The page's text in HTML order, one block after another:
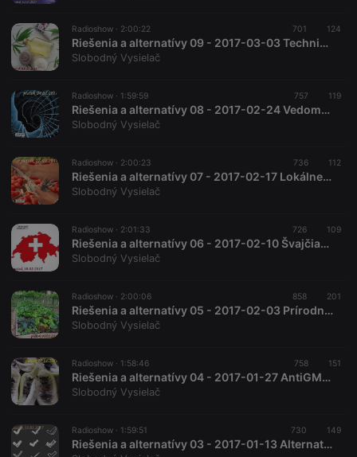
Radioshow · 2:00:22 701 124
Riešenia a alternatívy 09 - 2017-03-03 Technické využitie konopy
Slobodný Vysielač
Radioshow · 1:59:59 757 119
Riešenia a alternatívy 08 - 2017-02-24 Vedomá cesta životom
Slobodný Vysielač
Radioshow · 2:00:23 736 112
Riešenia a alternatívy 07 - 2017-02-17 Lokálne meny
Slobodný Vysielač
Radioshow · 2:01:33 726 109
Riešenia a alternatívy 06 - 2017-02-10 Švajčiarska polopriama demokracia
Slobodný Vysielač
Radioshow · 2:00:06 858 201
Riešenia a alternatívy 05 - 2017-02-03 Prírodné jedlé záhrady
Slobodný Vysielač
Radioshow · 1:58:46 758 151
Riešenia a alternatívy 04 - 2017-01-27 AntiGMO: Záchrana zdravých semienok
Slobodný Vysielač
Radioshow · 1:59:51 730 149
Riešenia a alternatívy 03 - 2017-01-13 Alternatívne politické systémy